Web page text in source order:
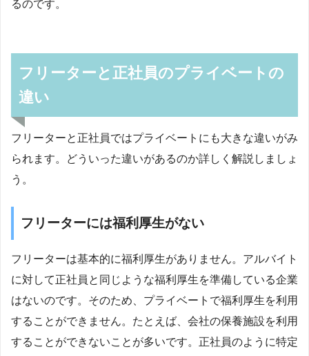
るのです。
フリーターと正社員のプライベートの
違い
フリーターと正社員ではプライベートにも大きな違いがみ
られます。どういった違いがあるのか詳しく解説しましょ
う。
フリーターには福利厚生がない
フリーターは基本的に福利厚生がありません。アルバイト
に対して正社員と同じような福利厚生を準備している企業
はないのです。そのため、プライベートで福利厚生を利用
することができません。たとえば、会社の保養施設を利用
することができないことが多いです。正社員のように特定